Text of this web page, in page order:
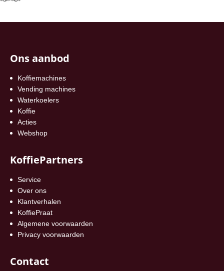
Ons aanbod
Koffiemachines
Vending machines
Waterkoelers
Koffie
Acties
Webshop
KoffiePartners
Service
Over ons
Klantverhalen
KoffiePraat
Algemene voorwaarden
Privacy voorwaarden
Contact